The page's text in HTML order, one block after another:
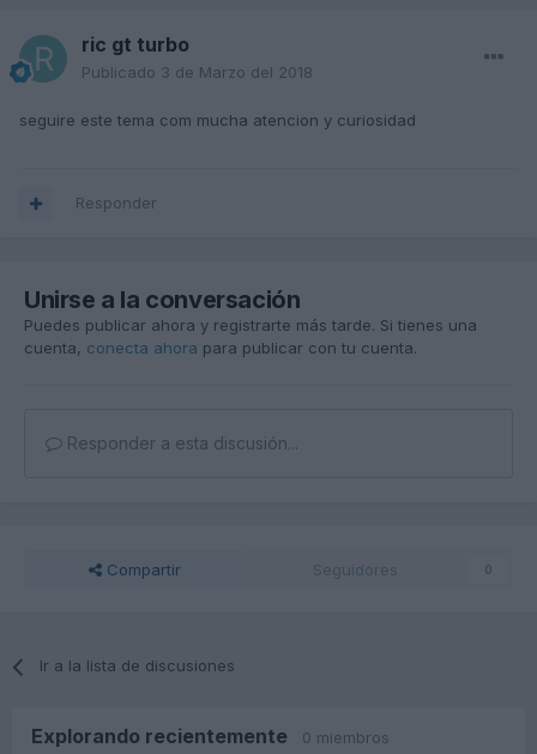
ric gt turbo
Publicado 3 de Marzo del 2018
seguire este tema com mucha atencion y curiosidad
Responder
Unirse a la conversación
Puedes publicar ahora y registrarte más tarde. Si tienes una
cuenta, conecta ahora para publicar con tu cuenta.
Responder a esta discusión...
Compartir Seguidores 0
Ir a la lista de discusiones
Explorando recientemente 0 miembros